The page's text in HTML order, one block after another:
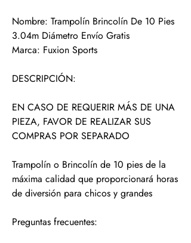
Nombre: Trampolín Brincolín De 10 Pies
3.04m Diámetro Envío Gratis
Marca: Fuxion Sports
DESCRIPCIÓN:
EN CASO DE REQUERIR MÁS DE UNA
PIEZA, FAVOR DE REALIZAR SUS
COMPRAS POR SEPARADO
Trampolín o Brincolín de 10 pies de la
máxima calidad que proporcionará horas
de diversión para chicos y grandes
Preguntas frecuentes: